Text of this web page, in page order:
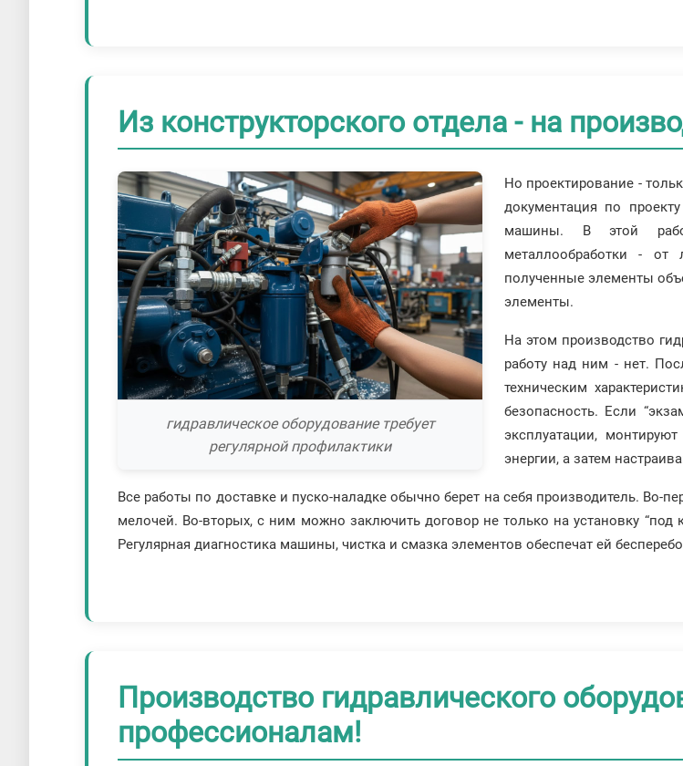
Из конструкторского отдела - на
гидравлическое оборудование требует
регулярной профилактики
Но проектирование -
документация по
машины. В этой
металлообработки - от
полученные элементы
элементы.
На этом производство
работу над ним - нет.
техническим
безопасность. Если
эксплуатации,
энергии, а затем
Все работы по доставке и пуско-наладке обычно берет на себя производитель. Во-
мелочей. Во-вторых, с ним можно заключить договор не только на установку “под
Регулярная диагностика машины, чистка и смазка элементов обеспечат ей
Производство гидравлического
профессионалам!